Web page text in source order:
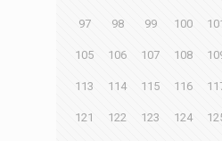
97 98 99 100
105 106 107 108
113 114 115 116
121 122 123 124